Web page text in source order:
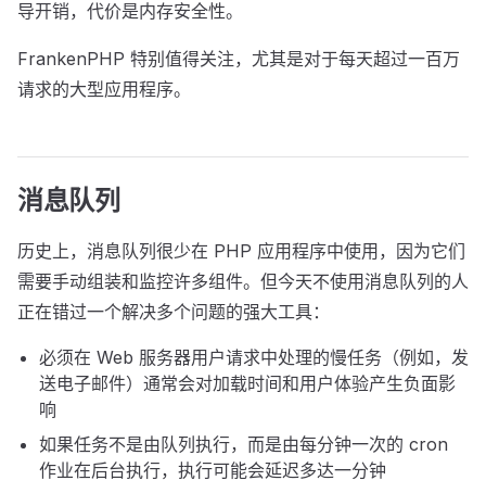
导开销，代价是内存安全性。
FrankenPHP 特别值得关注，尤其是对于每天超过一百万
请求的大型应用程序。
消息队列
历史上，消息队列很少在 PHP 应用程序中使用，因为它们
需要手动组装和监控许多组件。但今天不使用消息队列的人
正在错过一个解决多个问题的强大工具：
必须在 Web 服务器用户请求中处理的慢任务（例如，发
送电子邮件）通常会对加载时间和用户体验产生负面影
响
如果任务不是由队列执行，而是由每分钟一次的 cron
作业在后台执行，执行可能会延迟多达一分钟